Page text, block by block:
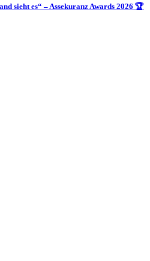
sieht es“ – Assekuranz Awards 2026 🏆